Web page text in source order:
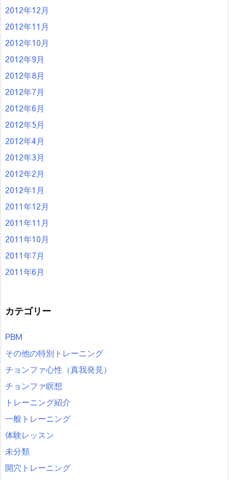
2012年12月
2012年11月
2012年10月
2012年9月
2012年8月
2012年7月
2012年6月
2012年5月
2012年4月
2012年3月
2012年2月
2012年1月
2011年12月
2011年11月
2011年10月
2011年7月
2011年6月
カテゴリー
PBM
その他の特別トレーニング
チョンファ心性（真我発見）
チョンファ瞑想
トレーニング紹介
一般トレーニング
体験レッスン
未分類
開穴トレーニング